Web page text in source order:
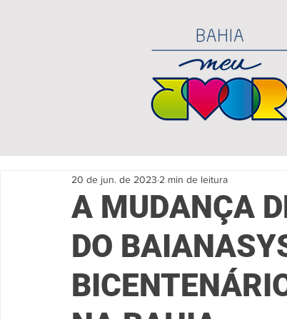
A MUDANÇA
DO
20 de jun. de 2023 2 min de leitura